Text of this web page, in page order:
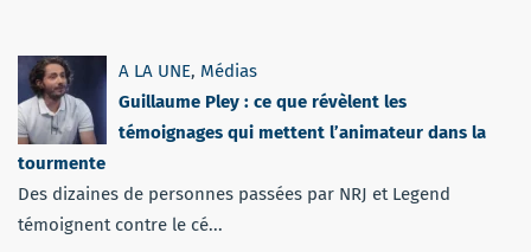
A LA UNE, Médias
Guillaume Pley : ce que révèlent les
témoignages qui mettent l’animateur dans la
tourmente
Des dizaines de personnes passées par NRJ et Legend
témoignent contre le cé...